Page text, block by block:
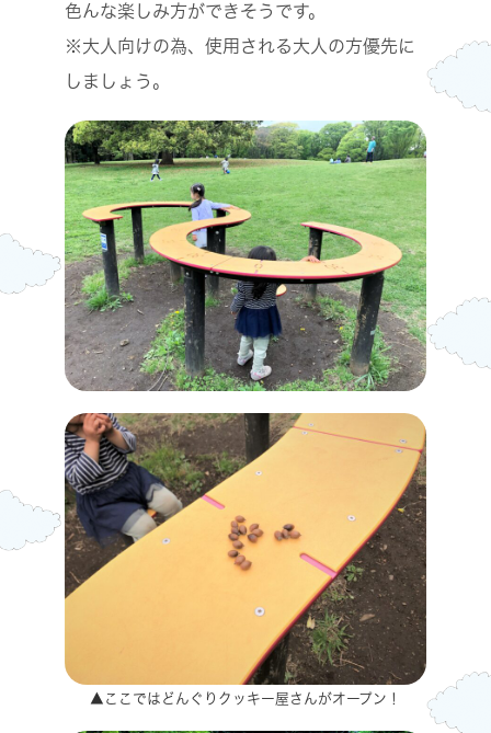
色んな楽しみ方ができそうです。
※大人向けの為、使用される大人の方優先に
しましょう。
▲ここではどんぐりクッキー屋さんがオープン！